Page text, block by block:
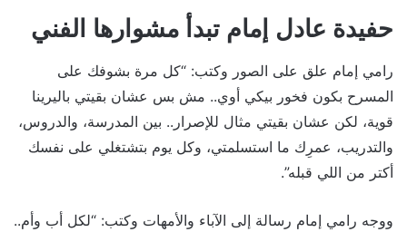
حفيدة عادل إمام تبدأ مشوارها الفني
رامي إمام علق على الصور وكتب: “كل مرة بشوفك على
المسرح بكون فخور بيكي أوي.. مش بس عشان بقيتي باليرينا
قوية، لكن عشان بقيتي مثال للإصرار.. بين المدرسة، والدروس،
والتدريب، عمرِك ما استسلمتي، وكل يوم بتشتغلي على نفسك
أكتر من اللي قبله”.
ووجه رامي إمام رسالة إلى الآباء والأمهات وكتب: “لكل أب وأم..